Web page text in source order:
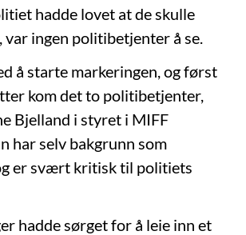
hadde lovet at de skulle
ingen politibetjenter å se.
å starte markeringen, og først
kom det to politibetjenter,
Bjelland i styret i MIFF
har selv bakgrunn som
er svært kritisk til politiets
hadde sørget for å leie inn et